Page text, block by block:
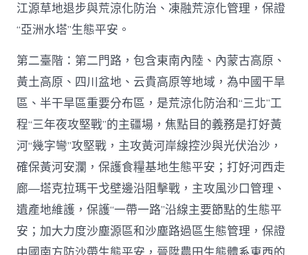
江源草地退步與荒涼化防治、凍融荒涼化管理，保證
“亞洲水塔”生態平安。
第二臺階：第二門路，包含東南內陸、內蒙古高原、
黃土高原、四川盆地、云貴高原等地域，為中國干旱
區、半干旱區重要分布區，是荒涼化防治和“三北”工
程“三年夜攻堅戰”的主疆場，焦點目的義務是打好黃
河“幾字彎”攻堅戰，主攻黃河岸線控沙與光伏治沙，
確保黃河安瀾，保護食糧基地生態平安；打好河西走
廊—塔克拉瑪干戈壁邊沿阻擊戰，主攻風沙口管理、
遺產地維護，保護“一帶一路”沿線主要節點的生態平
安；加大力度沙塵源區和沙塵路過區生態管理，保證